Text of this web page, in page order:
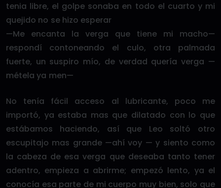
tenia libre, el golpe sonaba en todo el cuarto y mi
quejido no se hizo esperar
—Me encanta la verga que tiene mi macho—
respondí contoneando el culo, otra palmada
fuerte, un suspiro mío, de verdad quería verga —
métela ya men—
No tenía fácil acceso al lubricante, poco me
importó, ya estaba mas que dilatado con lo que
estábamos haciendo, así que Leo soltó otro
escupitajo mas grande —ahí voy — y siento como
la cabeza de esa verga que deseaba tanto tener
adentro, empieza a abrirme; empezó lento, ya el
conocía esa parte de mi cuerpo muy bien, solo que